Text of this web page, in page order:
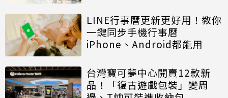
LINE行事曆更新更好用！教你
一鍵同步手機行事曆
iPhone、Android都能用
台灣寶可夢中心開賣12款新
品！「復古遊戲包裝」變周